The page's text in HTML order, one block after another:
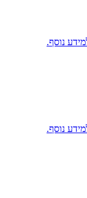
נוסף.
נוסף.